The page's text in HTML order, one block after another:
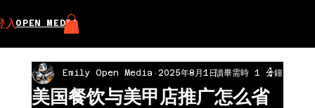
OPEN MEDIA
入
美国餐饮与美甲店推广怎么省
Emily Open Media 2025年8月1日讀畢需時 1 分鐘